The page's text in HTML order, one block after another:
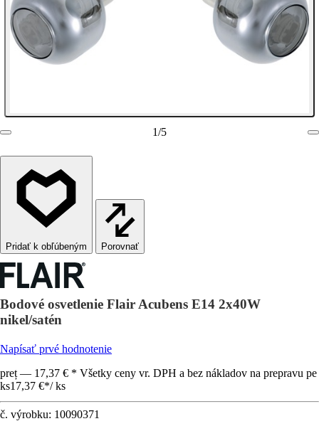
1/5
Porovnať
Bodové osvetlenie Flair Acubens E14 2x40W
nikel/satén
Napísať prvé hodnotenie
preț — 17,37 € * Všetky ceny vr. DPH a bez nákladov na prepravu pe
ks17,37 €*/ ks
č. výrobku: 10090371